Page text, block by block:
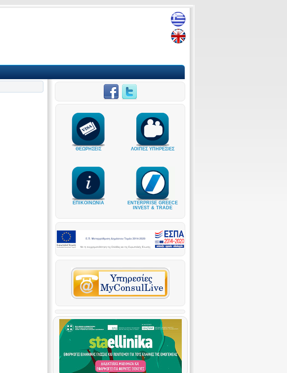
ΘΕΩΡΗΣΕΙΣ ΛΟΙΠΕΣ ΥΠΗΡΕΣΙΕΣ
ΕΠΙΚΟΙΝΩΝΙΑ
ENTERPRISE GREECE
INVEST & TRADE